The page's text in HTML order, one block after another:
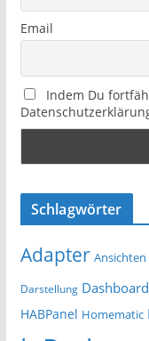
Email
Indem Du
Schlagwörter
Adapter Ansichten
Darstellung Dashboard
HABPanel Homematic